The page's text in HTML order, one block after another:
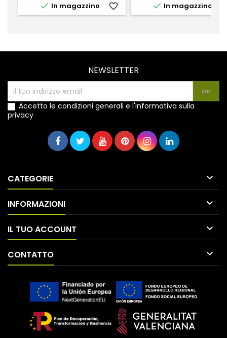
 In magazzino favorite_border  In magazzino
NEWSLETTER
Accetto le condizioni generali e l'informativa sulla
privacy
CATEGORIE 
INFORMAZIONI 
IL TUO ACCOUNT 
CONTATTO 